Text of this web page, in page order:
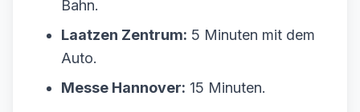
Bahn.
Laatzen Zentrum: 5 Minuten mit dem
Auto.
Messe Hannover: 15 Minuten.